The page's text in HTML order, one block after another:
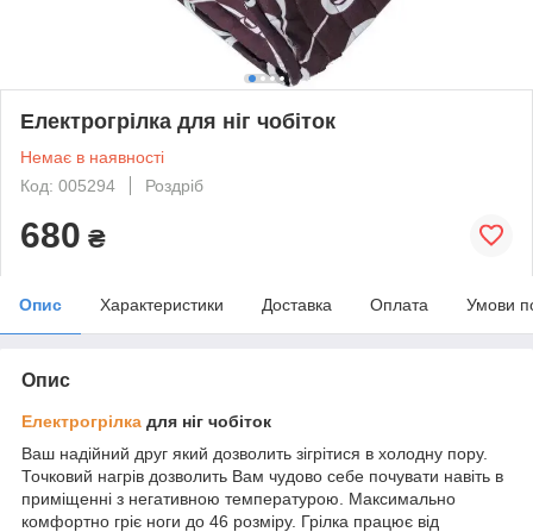
Електрогрілка для ніг чобіток
Немає в наявності
Код: 005294
Роздріб
680 ₴
Опис Характеристики Доставка Оплата Умови
Опис
Електрогрілка для ніг чобіток
Ваш надійний друг який дозволить зігрітися в холодну пору.
Точковий нагрів дозволить Вам чудово себе почувати навіть в
приміщенні з негативною температурою. Максимально
комфортно гріє ноги до 46 розміру. Грілка працює від